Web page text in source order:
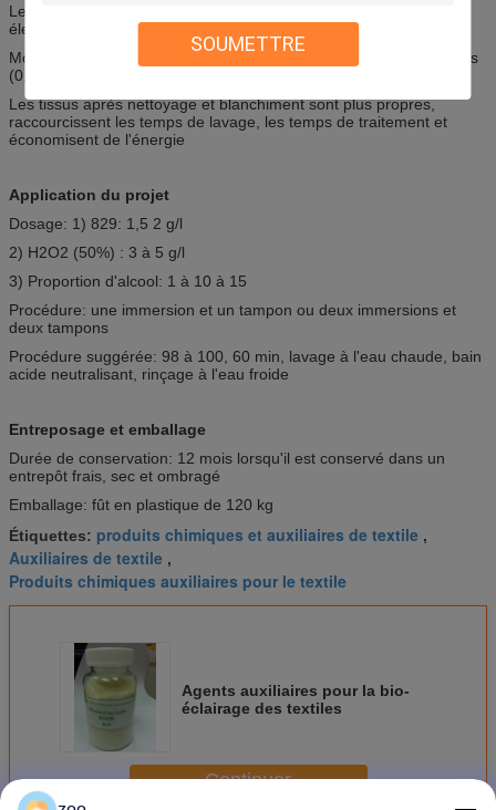
SOUMETTRE
Les fils de coton traités, les tissus de tricot ont une blancheur
élevée, une surface lisse, une poignée pleine et douce
Moins de dommages à la fibre de coton et moins de perte de poids
(0,5-1%) que le procédé traditionnel
Les tissus après nettoyage et blanchiment sont plus propres,
raccourcissent les temps de lavage, les temps de traitement et
économisent de l'énergie
Application du projet
Dosage: 1) 829: 1,5 2 g/l
2) H2O2 (50%) : 3 à 5 g/l
3) Proportion d'alcool: 1 à 10 à 15
Procédure: une immersion et un tampon ou deux immersions et
deux tampons
Procédure suggérée: 98 à 100, 60 min, lavage à l'eau chaude, bain
acide neutralisant, rinçage à l'eau froide
Entreposage et emballage
Durée de conservation: 12 mois lorsqu'il est conservé dans un
entrepôt frais, sec et ombragé
Emballage: fût en plastique de 120 kg
Étiquettes: produits chimiques et auxiliaires de textile ,
Auxiliaires de textile ,
Produits chimiques auxiliaires pour le textile
Agents auxiliaires pour la bio-
éclairage des textiles
Continuer